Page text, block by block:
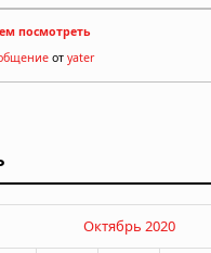
посмотреть
от yater
Октябрь 2020